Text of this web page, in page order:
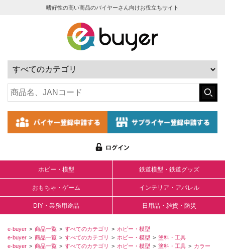
嗜好性の高い商品のバイヤーさん向けお役立ちサイト
ホビー・模型 鉄道模型・鉄道グッズ
おもちゃ・ゲーム インテリア・アパレル
DIY・業務用途品 日用品・雑貨・防災
e-buyer 商品一覧 すべてのカテゴリ
ホビー・模型
e-buyer
商品一覧 すべてのカテゴリ ホビー・模型
塗料・工具
e-buyer
商品一覧 すべてのカテゴリ ホビー・模型 塗料・工具 カラー